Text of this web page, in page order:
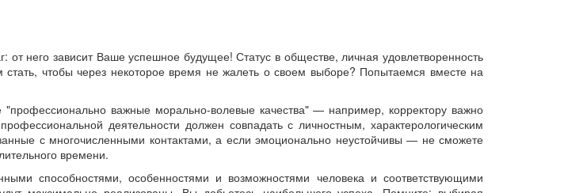
него зависит Ваше успешное будущее! Статус в обществе, личная удовлетворенность
чтобы через некоторое время не жалеть о своем выборе? Попытаемся вместе на
важные морально-волевые качества" — например, корректору важно
деятельности должен совпадать с личностным, характерологическим
с многочисленными контактами, а если эмоционально неустойчивы — не сможете
времени.
способностями, особенностями и возможностями человека и соответствующими